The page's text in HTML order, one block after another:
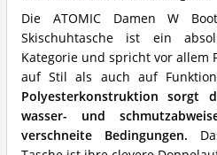
Die ATOMIC Damen W
Skischuhtasche ist ein
Kategorie und spricht vor allem
auf Stil als auch auf
Polyesterkonstruktion sorgt
wasser- und
verschneite Bedingungen.
schwarz
Einheitsgröße
Vorteile:
Was
spricht
für
diese
Skischuhtasche?